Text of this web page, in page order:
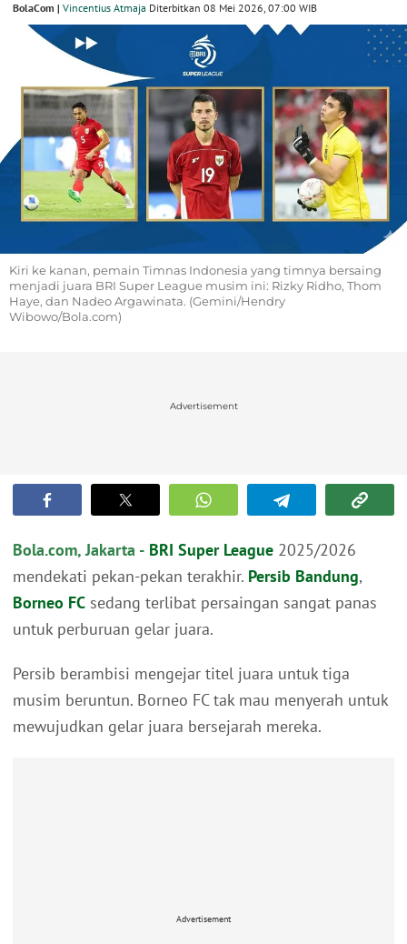
BolaCom | Vincentius Atmaja Diterbitkan 08 Mei 2026, 07:00 WIB
Kiri ke kanan, pemain Timnas Indonesia yang timnya bersaing
menjadi juara BRI Super League musim ini: Rizky Ridho, Thom
Haye, dan Nadeo Argawinata. (Gemini/Hendry
Wibowo/Bola.com)
Advertisement
Bola.com, Jakarta - BRI Super League 2025/2026
mendekati pekan-pekan terakhir. Persib Bandung,
Borneo FC sedang terlibat persaingan sangat panas
untuk perburuan gelar juara.
Persib berambisi mengejar titel juara untuk tiga
musim beruntun. Borneo FC tak mau menyerah untuk
mewujudkan gelar juara bersejarah mereka.
Advertisement